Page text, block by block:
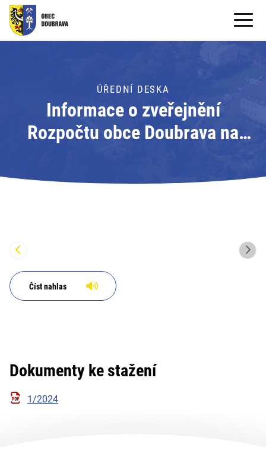
OBECNÍ ÚŘAD
PRO OBČANY
Formuláře ke stažení
PRO TURISTY
ÚŘEDNÍ DESKA
Informace o zveřejnění
Rozpočtu obce Doubrava na
Doubrava
Číst nahlas
Dokumenty ke stažení
1/2024